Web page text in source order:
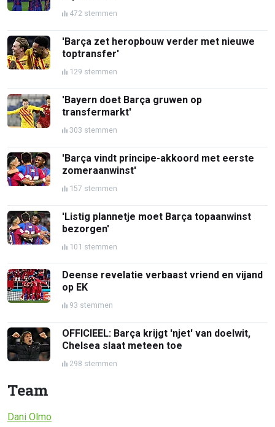
472 stemmen
'Barça zet heropbouw verder met nieuwe
toptransfer'
129 stemmen
'Bayern doet Barça gruwen op
transfermarkt'
303 stemmen
'Barça vindt principe-akkoord met eerste
zomeraanwinst'
157 stemmen
'Listig plannetje moet Barça topaanwinst
bezorgen'
101 stemmen
Deense revelatie verbaast vriend en vijand
op EK
93 stemmen
OFFICIEEL: Barça krijgt 'njet' van doelwit,
Chelsea slaat meteen toe
298 stemmen
Team
Dani Olmo